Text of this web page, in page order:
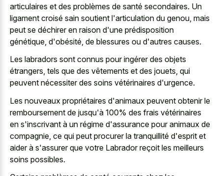
articulaires et des problèmes de santé secondaires. Un
ligament croisé sain soutient l'articulation du genou, mais
peut se déchirer en raison d'une prédisposition
génétique, d'obésité, de blessures ou d'autres causes.
Les labradors sont connus pour ingérer des objets
étrangers, tels que des vêtements et des jouets, qui
peuvent nécessiter des soins vétérinaires d'urgence.
Les nouveaux propriétaires d'animaux peuvent obtenir le
remboursement de jusqu'à 100% des frais vétérinaires
en s'inscrivant à un régime d'assurance pour animaux de
compagnie, ce qui peut procurer la tranquillité d'esprit et
aider à s'assurer que votre Labrador reçoit les meilleurs
soins possibles.